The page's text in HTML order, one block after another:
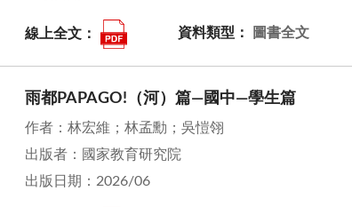
線上全文： 資料類型： 圖書全文
雨都PAPAGO!（河）篇—國中—學生篇
作者：林宏維；林孟勳；吳愷翎
出版者：國家教育研究院
出版日期：2026/06